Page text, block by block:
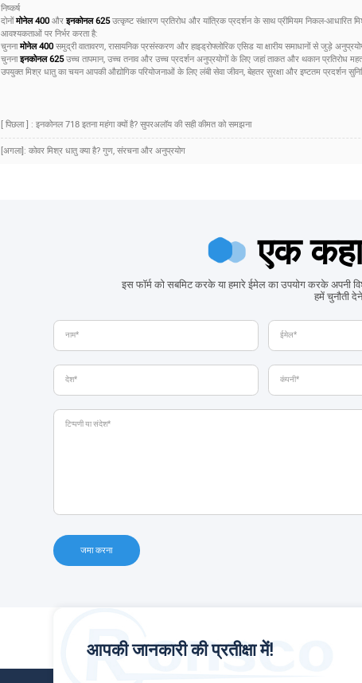
निष्कर्ष
दोनोंमोनेल 400औरइनकोनल 625उत्कृष्ट संक्षारण प्रतिरोध और यांत्रिक प्रदर्शन के साथ प्रीमियम निकल-आधारित
आवश्यकताओं पर निर्भर करता है:
चुननामोनेल 400समुद्री वातावरण, रासायनिक प्रसंस्करण और हाइड्रोफ्लोरिक एसिड या क्षारीय समाधानों से जुड़े
चुननाइनकोनल 625उच्च तापमान, उच्च तनाव और उच्च प्रदर्शन अनुप्रयोगों के लिए जहां ताकत और थकान प्रतिरोध
उपयुक्त मिश्र धातु का चयन आपकी औद्योगिक परियोजनाओं के लिए लंबी सेवा जीवन, बेहतर सुरक्षा और इष्टतम प्रदर्शन
[ पिछला ] : इनकोनल 718 इतना महंगा क्यों है? सुपरअलॉय की सही कीमत को समझना
[अगला]: कोवर मिश्र धातु क्या है? गुण, संरचना और अनुप्रयोग
एक
इस फॉर्म को सबमिट करके या हमारे ईमेल का उपयोग करके
हमें चुनौती
जमा करना
आपकी जानकारी की प्रतीक्षा में!